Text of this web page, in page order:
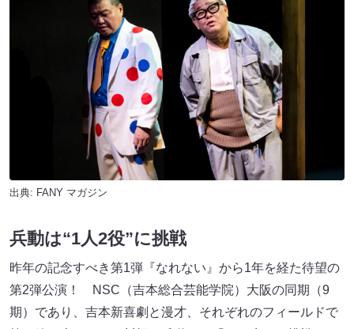
出典: FANY マガジン
兵動は“1人2役”に挑戦
昨年の記念すべき第1弾『なれない』から1年を経た待望の
第2弾公演！ NSC（吉本総合芸能学院）大阪の同期（9
期）であり、吉本新喜劇と漫才、それぞれのフィールドで